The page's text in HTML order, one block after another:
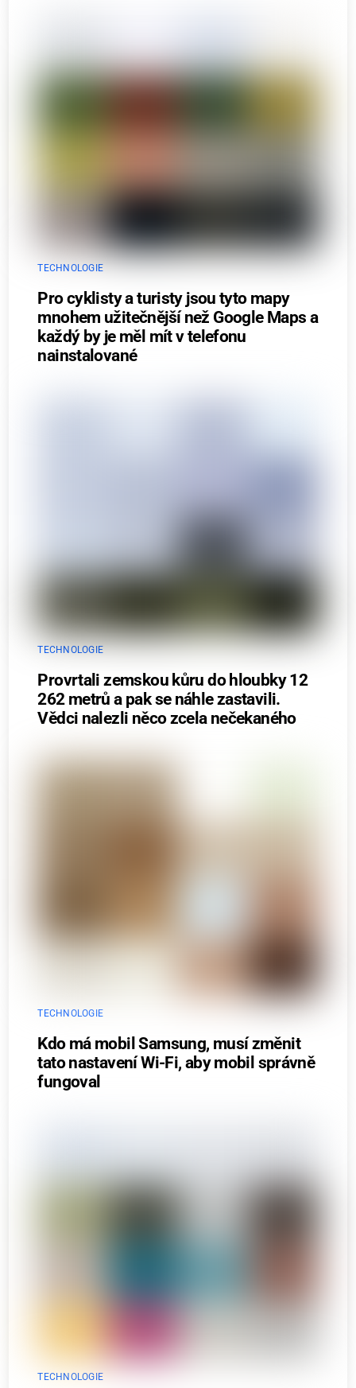
TECHNOLOGIE
Pro cyklisty a turisty jsou tyto mapy
mnohem užitečnější než Google Maps a
každý by je měl mít v telefonu
nainstalované
TECHNOLOGIE
Provrtali zemskou kůru do hloubky 12
262 metrů a pak se náhle zastavili.
Vědci nalezli něco zcela nečekaného
TECHNOLOGIE
Kdo má mobil Samsung, musí změnit
tato nastavení Wi-Fi, aby mobil správně
fungoval
TECHNOLOGIE